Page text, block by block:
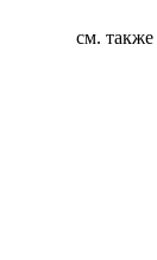
см. также